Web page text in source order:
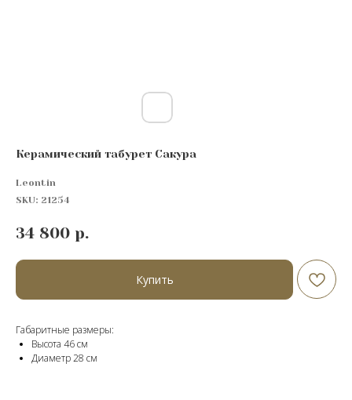
Керамический табурет Сакура
Leontin
SKU: 21254
34 800 р.
Купить
Габаритные размеры:
Высота 46 см
Диаметр 28 см